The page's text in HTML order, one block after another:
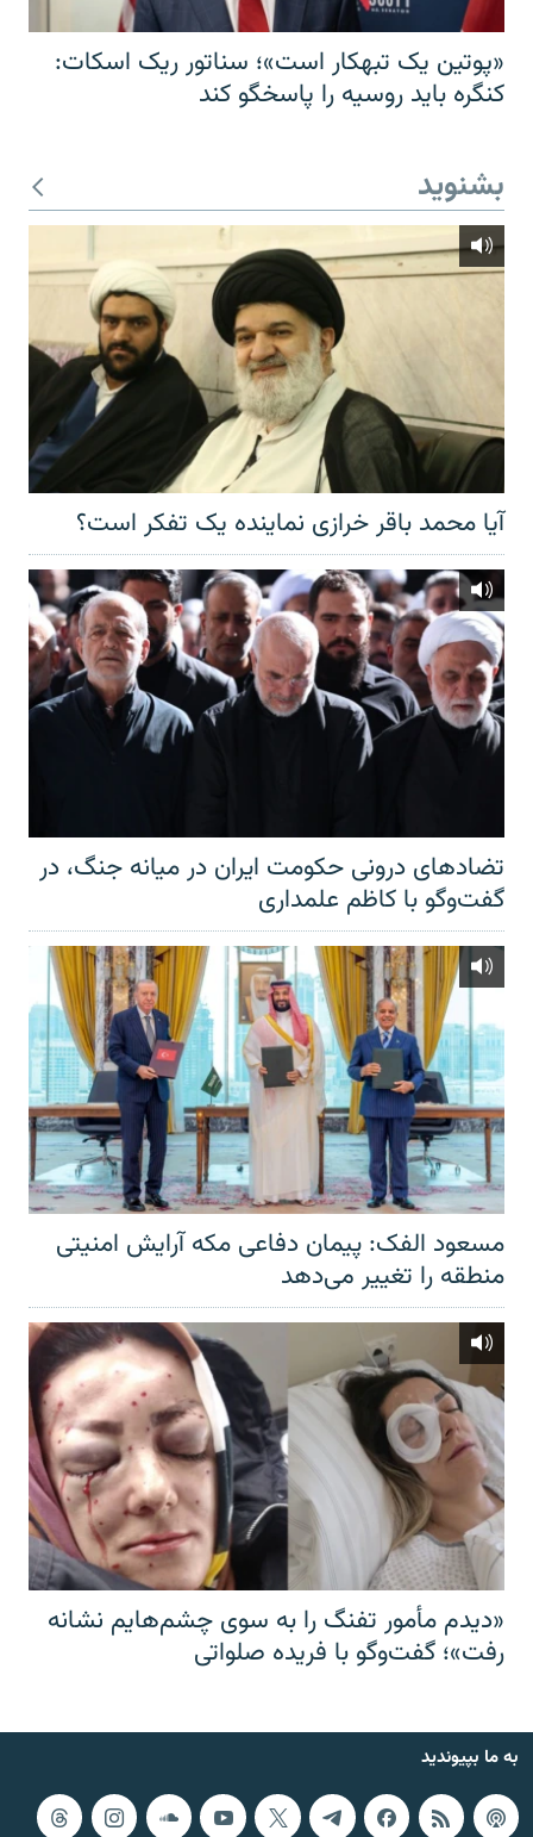
«پوتین یک تبهکار است»؛ سناتور ریک اسکات:
کنگره باید روسیه را پاسخگو کند
بشنوید
آیا محمد باقر خرازی نماینده یک تفکر است؟
تضادهای درونی حکومت ایران در میانه جنگ، در
گفت‌‌وگو با کاظم علمداری
مسعود الفک: پیمان دفاعی مکه آرایش امنیتی
منطقه را تغییر می‌دهد
«دیدم مأمور تفنگ را به سوی چشم‌هایم نشانه
رفت»؛ گفت‌و‌گو با فریده صلواتی
به ما بپیوندید